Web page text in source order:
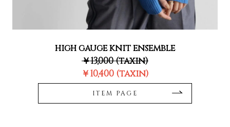
high gauge knit ensemble
￥13,000 (taxin)
￥10,400 (taxin)
ITEM PAGE